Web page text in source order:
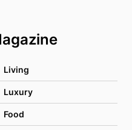
Living
Luxury
Food